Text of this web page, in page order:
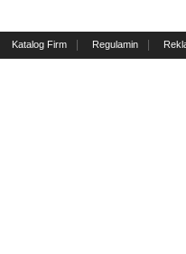
Katalog Firm Regulamin